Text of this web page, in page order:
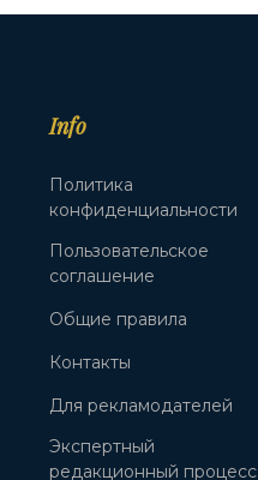
Info
Политика
конфиденциальности
Пользовательское
соглашение
Общие правила
Контакты
Для рекламодателей
Экспертный
редакционный процесс